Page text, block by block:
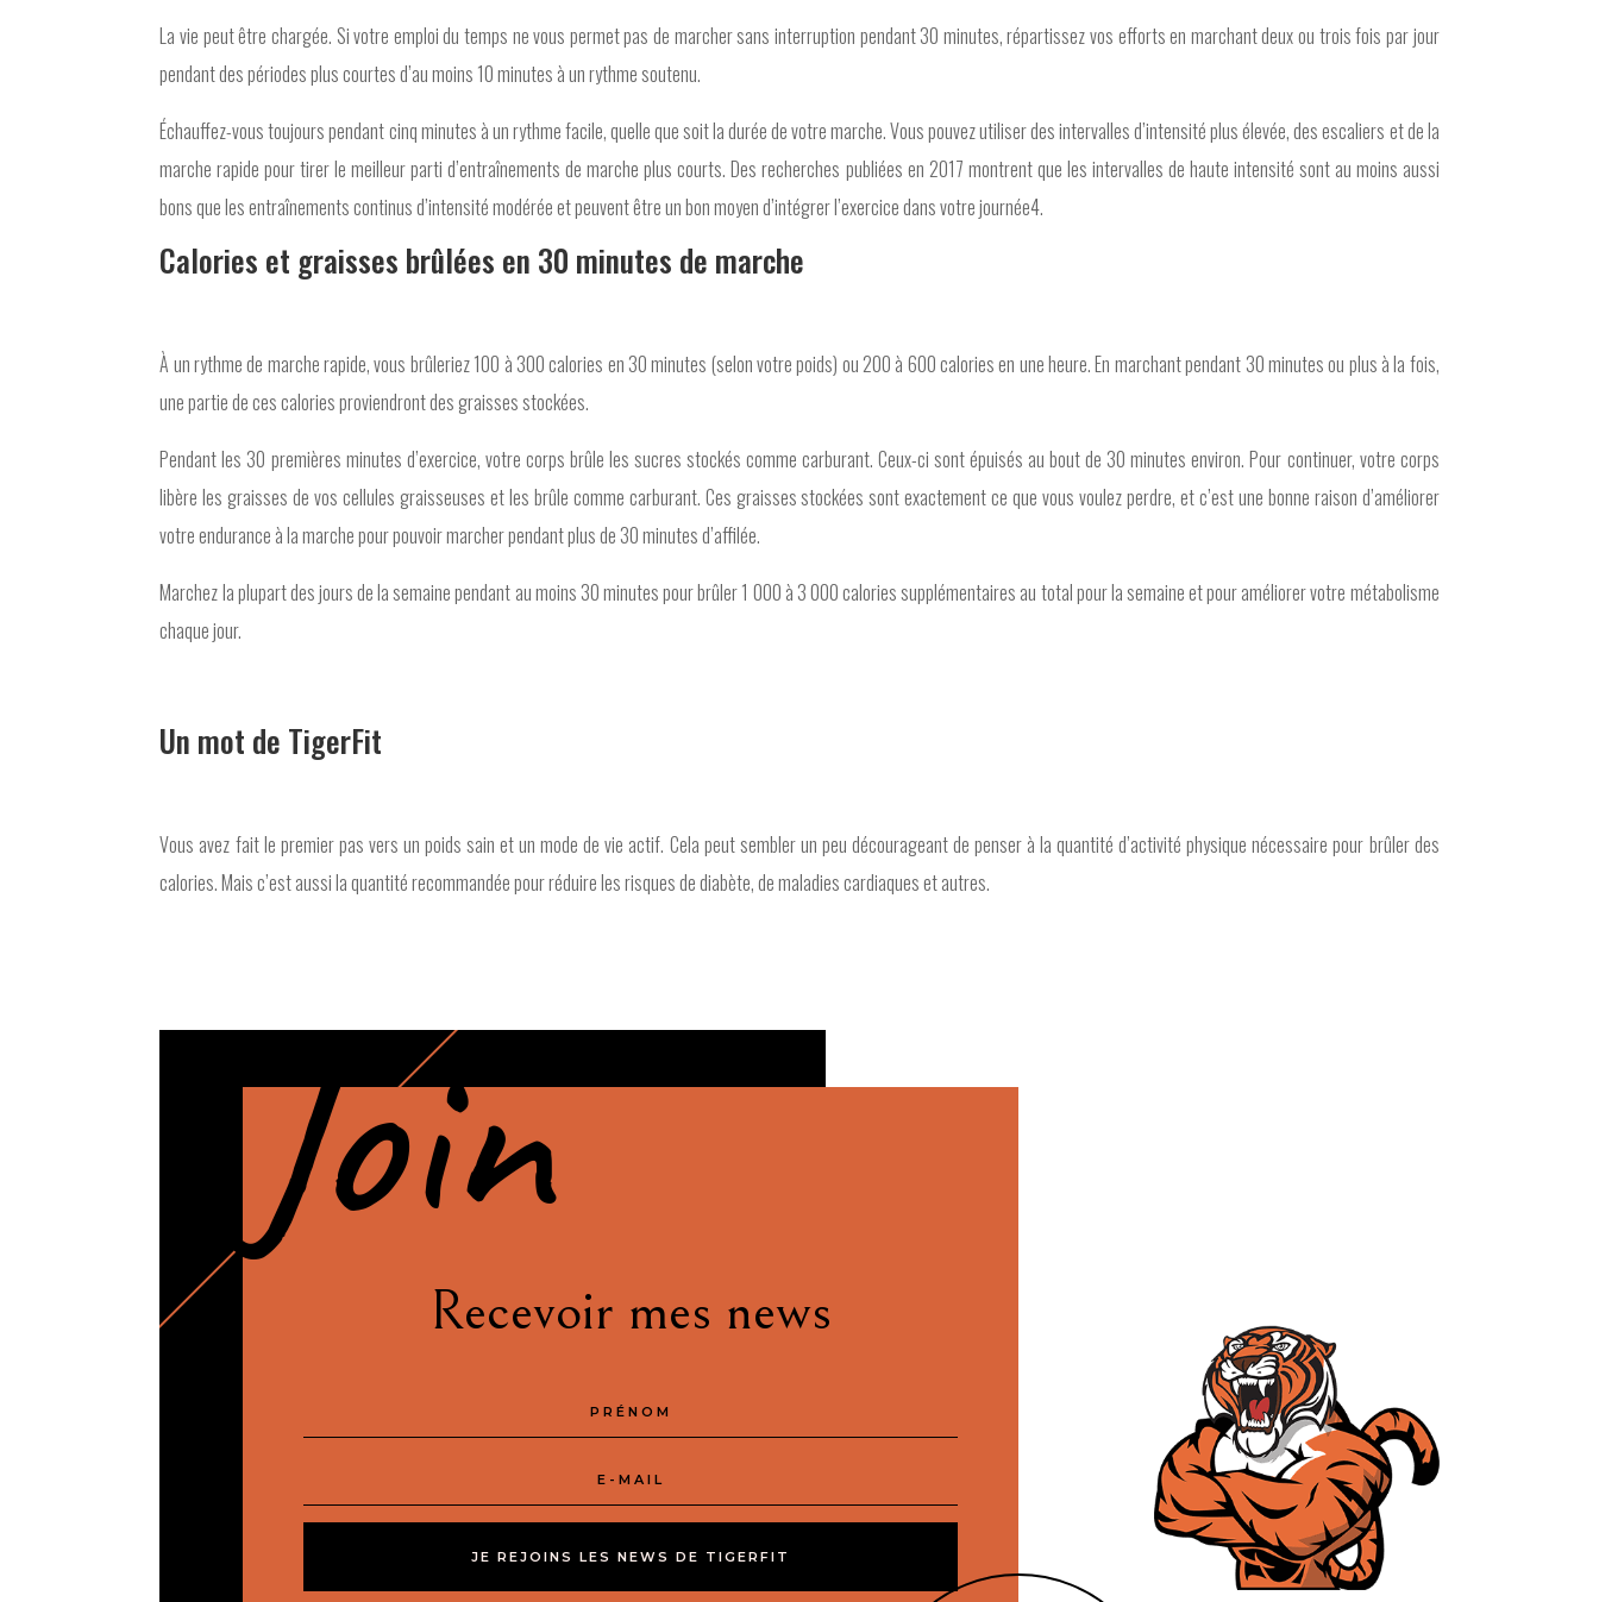
La vie peut être chargée. Si votre emploi du temps ne vous permet pas de marcher sans interruption pendant 30 minutes, répartissez vos efforts en marchant deux ou trois fois par jour
pendant des périodes plus courtes d’au moins 10 minutes à un rythme soutenu.
Échauffez-vous toujours pendant cinq minutes à un rythme facile, quelle que soit la durée de votre marche. Vous pouvez utiliser des intervalles d’intensité plus élevée, des escaliers et de la
marche rapide pour tirer le meilleur parti d’entraînements de marche plus courts. Des recherches publiées en 2017 montrent que les intervalles de haute intensité sont au moins aussi
bons que les entraînements continus d’intensité modérée et peuvent être un bon moyen d’intégrer l’exercice dans votre journée4.
Calories et graisses brûlées en 30 minutes de marche
À un rythme de marche rapide, vous brûleriez 100 à 300 calories en 30 minutes (selon votre poids) ou 200 à 600 calories en une heure. En marchant pendant 30 minutes ou plus à la fois,
une partie de ces calories proviendront des graisses stockées.
Pendant les 30 premières minutes d’exercice, votre corps brûle les sucres stockés comme carburant. Ceux-ci sont épuisés au bout de 30 minutes environ. Pour continuer, votre corps
libère les graisses de vos cellules graisseuses et les brûle comme carburant. Ces graisses stockées sont exactement ce que vous voulez perdre, et c’est une bonne raison d’améliorer
votre endurance à la marche pour pouvoir marcher pendant plus de 30 minutes d’affilée.
Marchez la plupart des jours de la semaine pendant au moins 30 minutes pour brûler 1 000 à 3 000 calories supplémentaires au total pour la semaine et pour améliorer votre métabolisme
chaque jour.
Un mot de TigerFit
Vous avez fait le premier pas vers un poids sain et un mode de vie actif. Cela peut sembler un peu décourageant de penser à la quantité d’activité physique nécessaire pour brûler des
calories. Mais c’est aussi la quantité recommandée pour réduire les risques de diabète, de maladies cardiaques et autres.
Join
Recevoir mes news
JE REJOINS LES NEWS DE TIGERFIT